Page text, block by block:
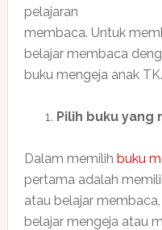
pelajaran
membaca. Untuk
belajar membaca
buku mengeja anak TK.
Pilih buku
Dalam memilih buku
pertama adalah
atau belajar
belajar mengeja atau